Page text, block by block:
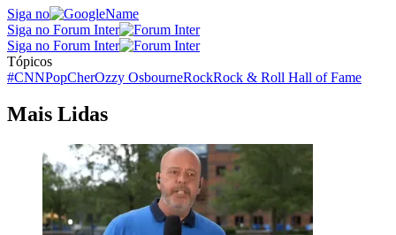
Siga no
Siga no Forum Inter
Siga no Forum Inter
Tópicos
#CNNPopCherOzzy OsbourneRockRock & Roll Hall of Fame
Mais Lidas